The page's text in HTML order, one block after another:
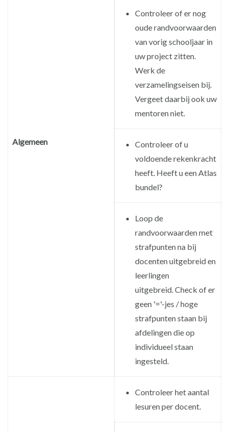
Algemeen
Controleer of er nog
oude randvoorwaarden
van vorig schooljaar in
uw project zitten.
Werk de
verzamelingseisen bij.
Vergeet daarbij ook uw
mentoren niet.
Controleer of u
voldoende rekenkracht
heeft. Heeft u een Atlas
bundel?
Loop de
randvoorwaarden met
strafpunten na bij
docenten uitgebreid en
leerlingen
uitgebreid. Check of er
geen '='-jes / hoge
strafpunten staan bij
afdelingen die op
individueel staan
ingesteld.
Controleer het aantal
lesuren per docent.